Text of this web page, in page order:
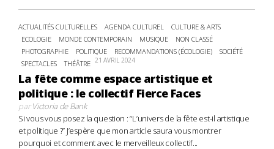
ACTUALITÉS CULTURELLES AGENDA CULTUREL
CULTURE & ARTS
ECOLOGIE
MONDE CONTEMPORAIN MUSIQUE
NON CLASSÉ
PHOTOGRAPHIE
POLITIQUE RECOMMANDATIONS (ÉCOLOGIE)
SOCIÉTÉ
SPECTACLES
THÉÂTRE 21 AVRIL 2024
La fête comme espace artistique et
politique : le collectif Fierce Faces
parVictoria de Bank
Si vous vous posez la question : “L’univers de la fête est-il artistique
et politique ?” J’espère que mon article saura vous montrer
pourquoi et comment avec le merveilleux collectif...